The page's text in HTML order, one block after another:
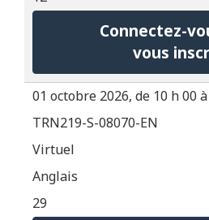
Connectez-
vous
01 octobre 2026, de 10 h 00
TRN219-S-08070-EN
Virtuel
Anglais
29